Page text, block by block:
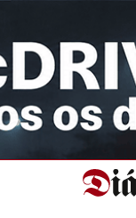
Revista Minha